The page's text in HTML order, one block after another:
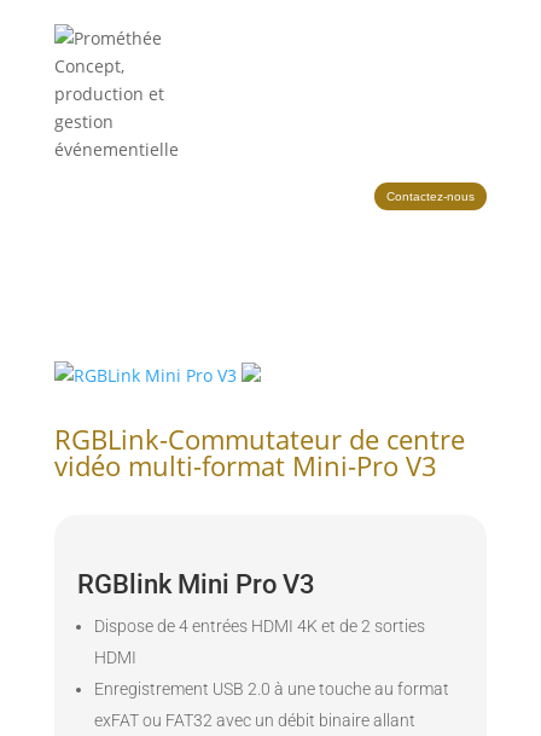
Contactez-nous
RGBLink-Commutateur de centre
vidéo multi-format Mini-Pro V3
RGBlink Mini Pro V3
Dispose de 4 entrées HDMI 4K et de 2 sorties
HDMI
Enregistrement USB 2.0 à une touche au format
exFAT ou FAT32 avec un débit binaire allant